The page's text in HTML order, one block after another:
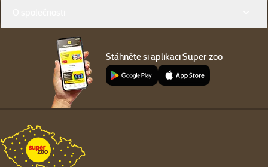
Stáhněte si aplikaci Super zoo